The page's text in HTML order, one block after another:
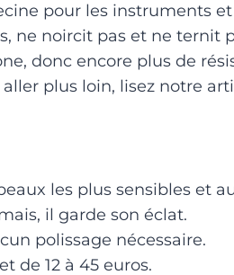
pour les instruments
ne noircit pas et ne ternit
donc encore plus de
plus loin, lisez notre
les plus sensibles et
il garde son éclat.
polissage nécessaire.
de 12 à 45 euros.